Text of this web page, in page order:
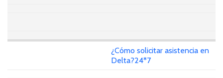
¿Cómo solicitar asistencia en
Delta?24*7